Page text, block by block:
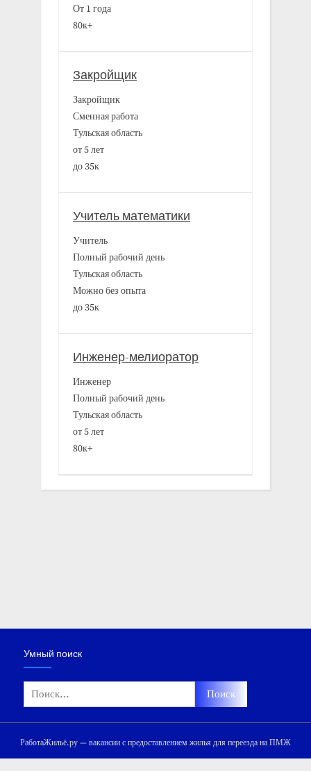
От 1 года
80к+
Закройщик
Закройщик
Сменная работа
Тульская область
от 5 лет
до 35к
Учитель математики
Учитель
Полный рабочий день
Тульская область
Можно без опыта
до 35к
Инженер-мелиоратор
Инженер
Полный рабочий день
Тульская область
от 5 лет
80к+
Умный поиск
Найти:
РаботаЖильё.ру — вакансии с предоставлением жилья для переезда на ПМЖ